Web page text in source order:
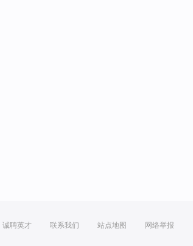
诚聘英才 联系我们 站点地图 网络举报